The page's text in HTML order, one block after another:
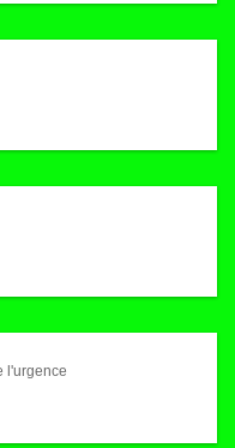
l'urgence